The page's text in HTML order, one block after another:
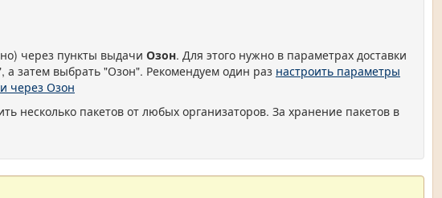
через пункты выдачи Озон. Для этого нужно в параметрах доставки
затем выбрать "Озон". Рекомендуем один раз настроить параметры
через Озон
несколько пакетов от любых организаторов. За хранение пакетов в